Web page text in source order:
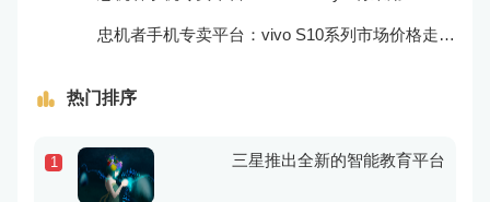
忠机者手机专卖平台：vivo S10系列市场价格走势平稳
热门排序
1 三星推出全新的智能教育平台